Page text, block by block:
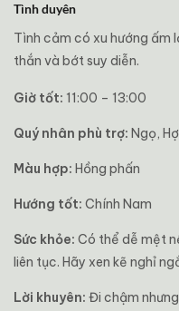
Tình duyên
Tình cảm có xu hướng ấm
thắn và bớt suy diễn.
Giờ tốt: 11:00 – 13:00
Quý nhân phù trợ: Ngọ,
Màu hợp: Hồng phấn
Hướng tốt: Chính Nam
Sức khỏe: Có thể dễ mệt
liên tục. Hãy xen kẽ nghỉ
Lời khuyên: Đi chậm